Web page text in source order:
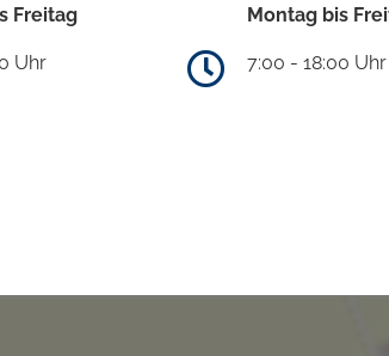
Freitag
Uhr
Montag bis
7:00 - 18:00 Uhr